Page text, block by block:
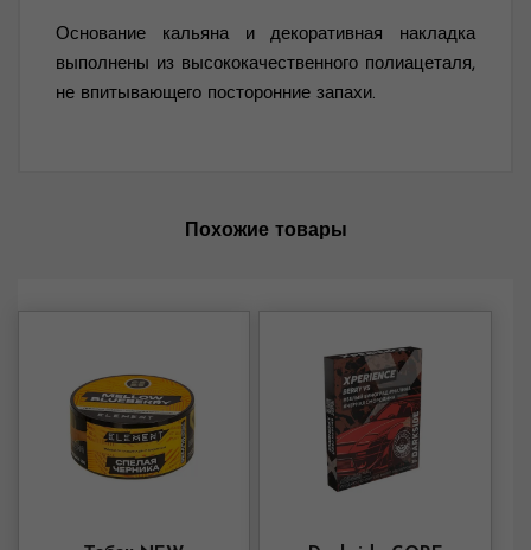
Основание кальяна и декоративная накладка
выполнены из высококачественного полиацеталя,
не впитывающего посторонние запахи.
Похожие товары